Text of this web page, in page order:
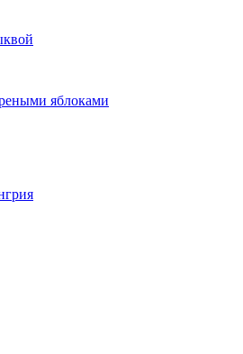
яблоками